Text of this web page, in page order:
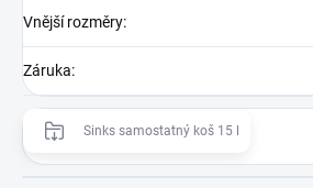
Vnější rozměry:
Záruka:
Sinks samostatný koš 15 l